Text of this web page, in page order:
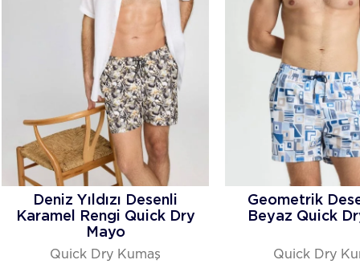
Deniz Yıldızı Desenli
Karamel Rengi Quick Dry
Mayo
Quick Dry Kumaş
Geometrik
Beyaz Quick
Quick Dry